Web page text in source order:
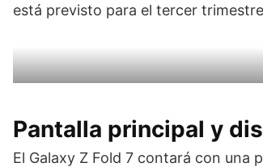
está previsto para el tercer
Pantalla principal y
El Galaxy Z Fold 7 contará con una